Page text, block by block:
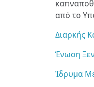
από το
Διαρκής
Ένωση
Ίδρυμα